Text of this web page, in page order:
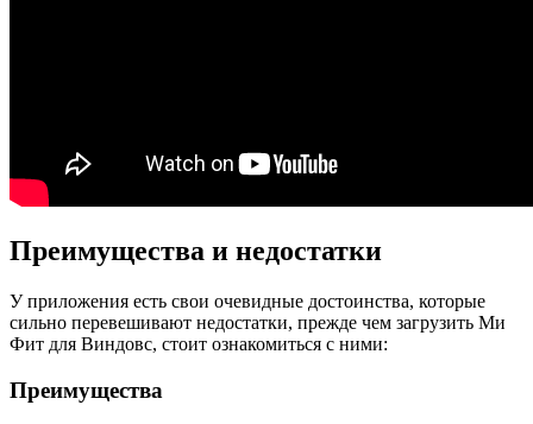
Преимущества и недостатки
У приложения есть свои очевидные достоинства, которые
сильно перевешивают недостатки, прежде чем загрузить Ми
Фит для Виндовс, стоит ознакомиться с ними:
Преимущества